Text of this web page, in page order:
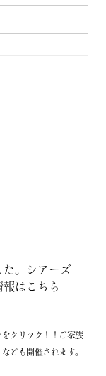
。シアーズ
はこちら
クリック！！ご家族
ども開催されます。